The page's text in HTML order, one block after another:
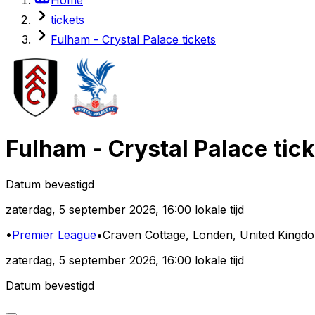
tickets
Fulham - Crystal Palace tickets
Fulham - Crystal Palace
Datum bevestigd
zaterdag, 5 september 2026, 16:00 lokale tijd
•Premier League•Craven Cottage, Londen, United
zaterdag, 5 september 2026, 16:00 lokale tijd
Datum bevestigd